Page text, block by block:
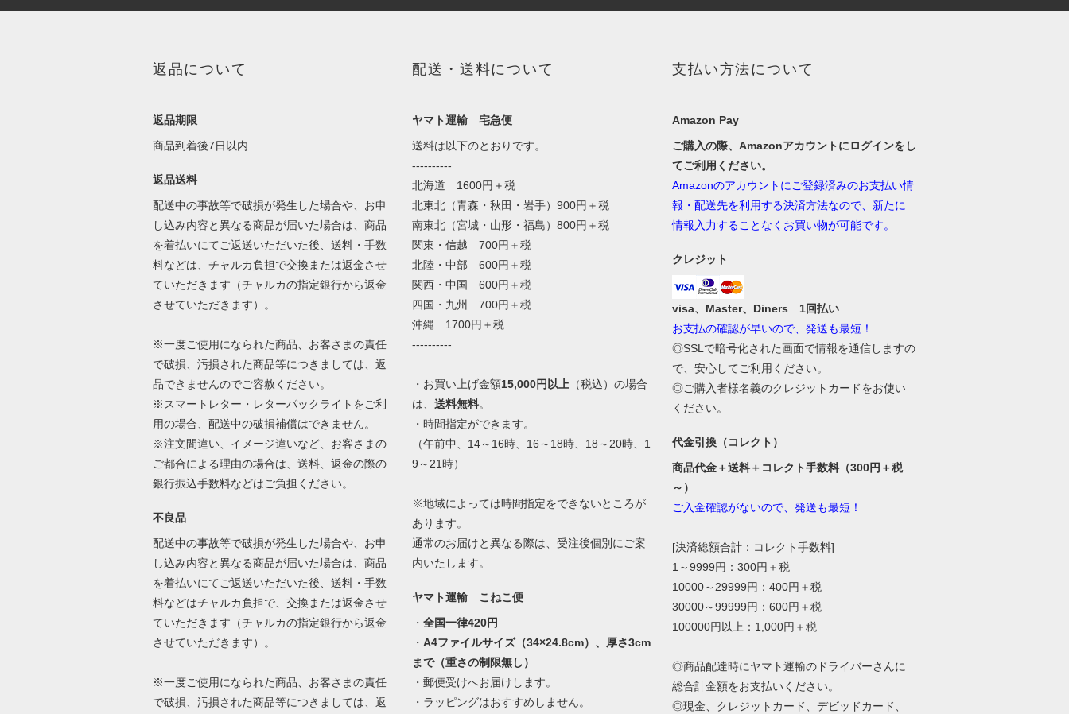
返品について
返品期限
商品到着後7日以内
返品送料
配送中の事故等で破損が発生した場合や、お申
し込み内容と異なる商品が届いた場合は、商品
を着払いにてご返送いただいた後、送料・手数
料などは、チャルカ負担で交換または返金させ
ていただきます（チャルカの指定銀行から返金
させていただきます）。
※一度ご使用になられた商品、お客さまの責任
で破損、汚損された商品等につきましては、返
品できませんのでご容赦ください。
※スマートレター・レターパックライトをご利
用の場合、配送中の破損補償はできません。
※注文間違い、イメージ違いなど、お客さまの
ご都合による理由の場合は、送料、返金の際の
銀行振込手数料などはご負担ください。
不良品
配送中の事故等で破損が発生した場合や、お申
し込み内容と異なる商品が届いた場合は、商品
を着払いにてご返送いただいた後、送料・手数
料などはチャルカ負担で、交換または返金させ
ていただきます（チャルカの指定銀行から返金
させていただきます）。
※一度ご使用になられた商品、お客さまの責任
で破損、汚損された商品等につきましては、返
配送・送料について
ヤマト運輸 宅急便
送料は以下のとおりです。
----------
北海道 1600円＋税
北東北（青森・秋田・岩手）900円＋税
南東北（宮城・山形・福島）800円＋税
関東・信越 700円＋税
北陸・中部 600円＋税
関西・中国 600円＋税
四国・九州 700円＋税
沖縄 1700円＋税
----------
・お買い上げ金額15,000円以上 （税込）の場合
は、送料無料。
・時間指定ができます。
（午前中、14～16時、16～18時、18～20時、1
9～21時）
※地域によっては時間指定をできないところが
あります。
通常のお届けと異なる際は、受注後個別にご案
内いたします。
ヤマト運輸 こねこ便
・全国一律420円
・A4ファイルサイズ（34×24.8cm）、厚さ3cm
まで（重さの制限無し）
・郵便受けへお届けします。
・ラッピングはおすすめしません。
支払い方法について
Amazon Pay
ご購入の際、Amazonアカウントにログインをし
てご利用ください。
Amazonのアカウントにご登録済みのお支払い情
報・配送先を利用する決済方法なので、新たに
情報入力することなくお買い物が可能です。
クレジット
visa、Master、Diners 1回払い
お支払の確認が早いので、発送も最短！
◎SSLで暗号化された画面で情報を通信しますの
で、安心してご利用ください。
◎ご購入者様名義のクレジットカードをお使い
ください。
代金引換（コレクト）
商品代金＋送料＋コレクト手数料（300円＋税
～）
ご入金確認がないので、発送も最短！
[決済総額合計：コレクト手数料]
1～9999円：300円＋税
10000～29999円：400円＋税
30000～99999円：600円＋税
100000円以上：1,000円＋税
◎商品配達時にヤマト運輸のドライバーさんに
総合計金額をお支払いください。
◎現金、クレジットカード、デビッドカード、